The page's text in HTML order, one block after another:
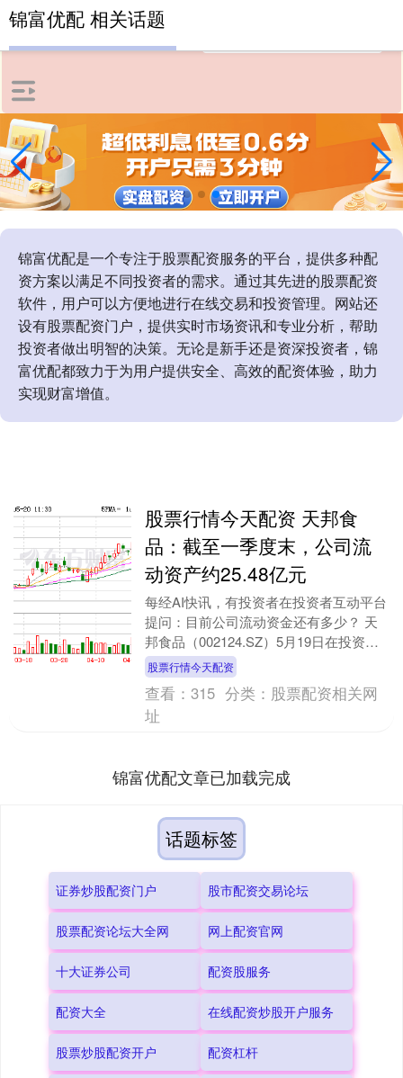
锦富优配是一个专注于股票配资服务的平台，提供多种配
资方案以满足不同投资者的需求。通过其先进的股票配资
软件，用户可以方便地进行在线交易和投资管理。网站还
设有股票配资门户，提供实时市场资讯和专业分析，帮助
投资者做出明智的决策。无论是新手还是资深投资者，锦
富优配都致力于为用户提供安全、高效的配资体验，助力
实现财富增值。
锦富优配 相关话题
股票行情今天配资 天邦食
品：截至一季度末，公司流
动资产约25.48亿元
每经AI快讯，有投资者在投资者互动平台
提问：目前公司流动资金还有多少？ 天
邦食品（002124.SZ）5月19日在投资者
互动平台表示，截至2025年一季度末，
公....
股票行情今天配资
查看：315 分类： 股票配资相关网
址
锦富优配文章已加载完成
话题标签
证券炒股配资门户 股市配资交易论坛
股票配资论坛大全网 网上配资官网
十大证券公司 配资股服务
配资大全 在线配资炒股开户服务
股票炒股配资开户 配资杠杆